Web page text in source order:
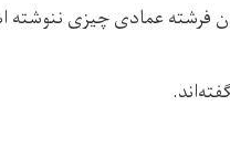
عمادی چیزی ننوشته